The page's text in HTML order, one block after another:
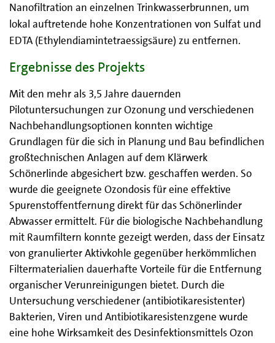
Nanofiltration an einzelnen Trinkwasserbrunnen, um
lokal auftretende hohe Konzentrationen von Sulfat und
EDTA (Ethylendiamintetraessigsäure) zu entfernen.
Ergebnisse des Projekts
Mit den mehr als 3,5 Jahre dauernden
Pilotuntersuchungen zur Ozonung und verschiedenen
Nachbehandlungsoptionen konnten wichtige
Grundlagen für die sich in Planung und Bau befindlichen
großtechnischen Anlagen auf dem Klärwerk
Schönerlinde abgesichert bzw. geschaffen werden. So
wurde die geeignete Ozondosis für eine effektive
Spurenstoffentfernung direkt für das Schönerlinder
Abwasser ermittelt. Für die biologische Nachbehandlung
mit Raumfiltern konnte gezeigt werden, dass der Einsatz
von granulierter Aktivkohle gegenüber herkömmlichen
Filtermaterialien dauerhafte Vorteile für die Entfernung
organischer Verunreinigungen bietet. Durch die
Untersuchung verschiedener (antibiotikaresistenter)
Bakterien, Viren und Antibiotikaresistenzgene wurde
eine hohe Wirksamkeit des Desinfektionsmittels Ozon